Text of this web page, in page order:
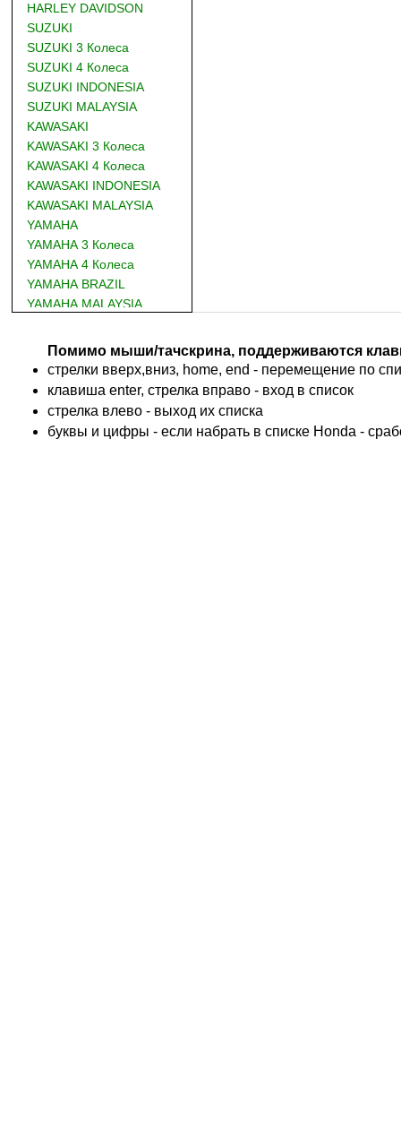
HARLEY DAVIDSON
SUZUKI
SUZUKI 3 Колеса
SUZUKI 4 Колеса
SUZUKI INDONESIA
SUZUKI MALAYSIA
KAWASAKI
KAWASAKI 3 Колеса
KAWASAKI 4 Колеса
KAWASAKI INDONESIA
KAWASAKI MALAYSIA
YAMAHA
YAMAHA 3 Колеса
YAMAHA 4 Колеса
YAMAHA BRAZIL
YAMAHA MALAYSIA
BMW
ADIVA
ADLY
Помимо мыши/тачскрина, поддерживаются
стрелки вверх,вниз, home, end - перемещение по
клавиша enter, стрелка вправо - вход в список
cтрелка влево - выход их списка
буквы и цифры - если набрать в списке Honda -